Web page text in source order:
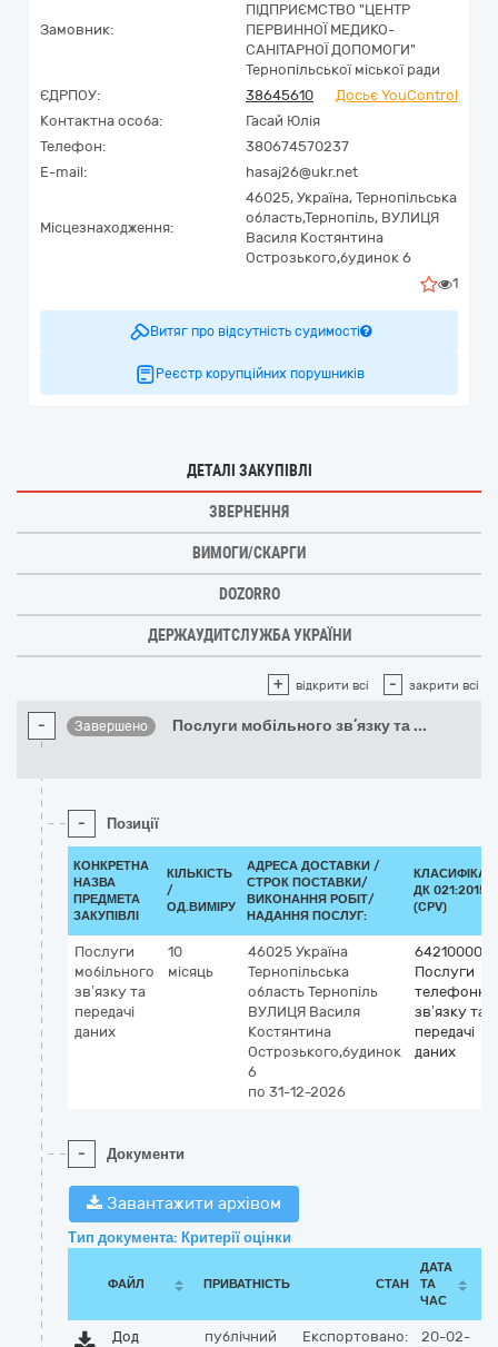
Замовник:
ПІДПРИЄМСТВО "ЦЕНТР
ПЕРВИННОЇ МЕДИКО-
САНІТАРНОЇ ДОПОМОГИ"
Тернопільської міської ради
ЄДРПОУ:
38645610
Досьє YouControl
Контактна особа:
Гасай Юлія
Телефон:
380674570237
E-mail:
hasaj26@ukr.net
Місцезнаходження:
46025, Україна, Тернопільська
область,Тернопіль, ВУЛИЦЯ
Василя Костянтина
Острозького,будинок 6
1
Витяг про відсутність судимості
Реєстр корупційних порушників
ДЕТАЛІ ЗАКУПІВЛІ
ЗВЕРНЕННЯ
ВИМОГИ/СКАРГИ
DOZORRO
ДЕРЖАУДИТСЛУЖБА УКРАЇНИ
+ відкрити всі - закрити всі
- Завершено Послуги мобільного зв’язку та ...
- Позиції
КОНКРЕТНА
НАЗВА
ПРЕДМЕТА
ЗАКУПІВЛІ
КІЛЬКІСТЬ
/
ОД.ВИМІРУ
АДРЕСА ДОСТАВКИ /
СТРОК ПОСТАВКИ/
ВИКОНАННЯ РОБІТ/
НАДАННЯ ПОСЛУГ:
ДК 021:2015
(CPV)
Послуги
мобільного
зв’язку та
передачі
даних
10
місяць
46025 Україна
Тернопільська
область Тернопіль
ВУЛИЦЯ Василя
Костянтина
Острозького,будинок
6
по 31-12-2026
64210000-1
Послуги
зв’язку та
передачі
даних
- Документи
Завантажити архівом
Тип документа: Критерії оцінки
ФАЙЛ ПРИВАТНІСТЬ СТАН
ДАТА
ТА
ЧАС
Дод
публічний Експортовано:
20-02-